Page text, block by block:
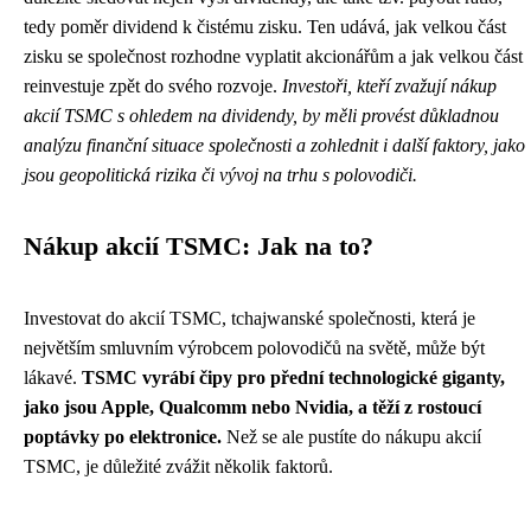
tedy poměr dividend k čistému zisku. Ten udává, jak velkou část
zisku se společnost rozhodne vyplatit akcionářům a jak velkou část
reinvestuje zpět do svého rozvoje. Investoři, kteří zvažují nákup
akcií TSMC s ohledem na dividendy, by měli provést důkladnou
analýzu finanční situace společnosti a zohlednit i další faktory, jako
jsou geopolitická rizika či vývoj na trhu s polovodiči.
Nákup akcií TSMC: Jak na to?
Investovat do akcií TSMC, tchajwanské společnosti, která je
největším smluvním výrobcem polovodičů na světě, může být
lákavé. TSMC vyrábí čipy pro přední technologické giganty,
jako jsou Apple, Qualcomm nebo Nvidia, a těží z rostoucí
poptávky po elektronice. Než se ale pustíte do nákupu akcií
TSMC, je důležité zvážit několik faktorů.